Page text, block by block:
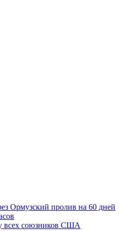
Ормузский пролив на 60 дней
всех союзников США